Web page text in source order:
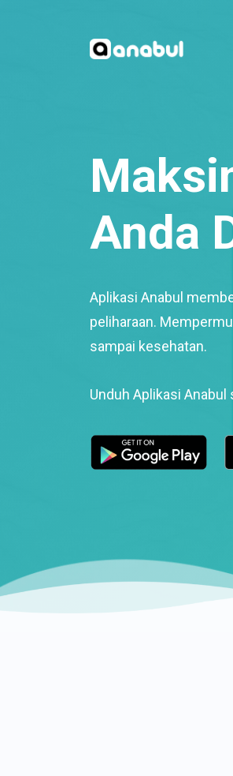
Anda
Aplikasi Anabul
peliharaan.
sampai kesehatan.
Unduh Aplikasi